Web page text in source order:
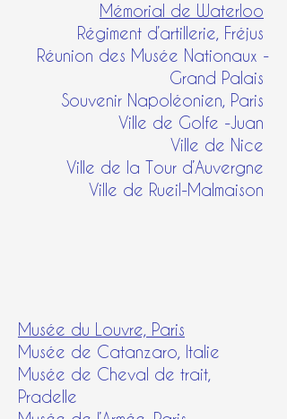
Mémorial de Waterloo
Régiment d’artillerie, Fréjus
Réunion des Musée Nationaux -
Grand Palais
Souvenir Napoléonien, Paris
Ville de Golfe -Juan
Ville de Nice
Ville de la Tour d’Auvergne
Ville de Rueil-Malmaison
Musée du Louvre, Paris
Musée de Catanzaro, Italie
Musée de Cheval de trait,
Pradelle